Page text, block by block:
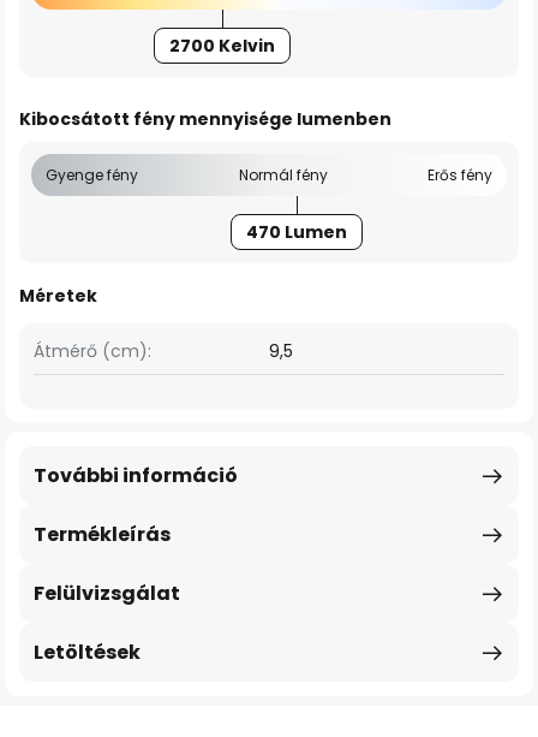
2700 Kelvin
Kibocsátott fény mennyisége lumenben
Gyenge fény Normál fény Erős fény
470 Lumen
Méretek
Átmérő (cm): 9,5
Termékleírás
További információ
Felülvizsgálat
Letöltések